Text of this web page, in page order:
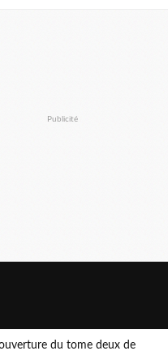
Publicité
du tome deux de